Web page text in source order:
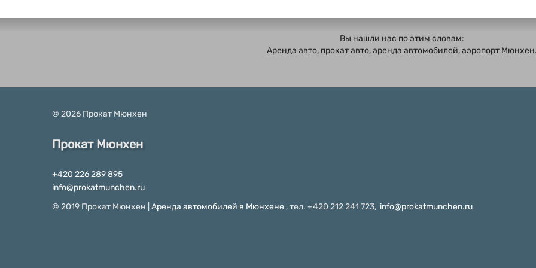
Вы нашли нас по этим словам:
Аренда авто, прокат авто, аренда автомобилей, аэропорт
© 2026 Прокат Мюнхен
Прокат Мюнхен
+420 226 289 895
info@prokatmunchen.ru
© 2019 Прокат Мюнхен | Аренда автомобилей в Мюнхене , тел. +420 212 241 723, info@prokatmunchen.ru